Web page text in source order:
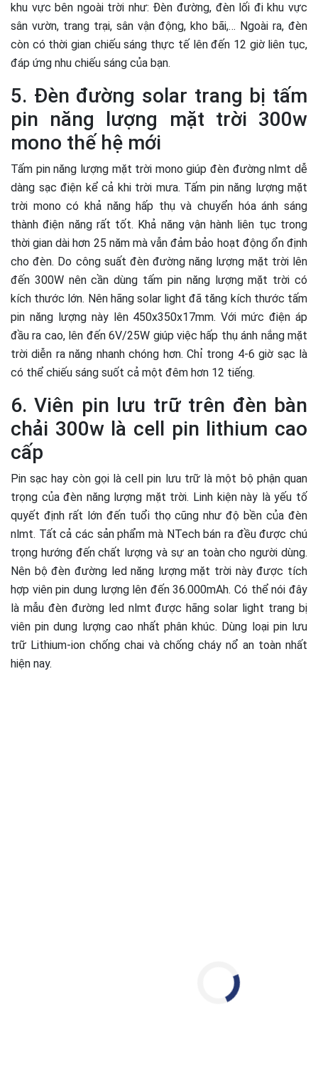
khu vực bên ngoài trời như: Đèn đường, đèn lối đi khu vực
sân vườn, trang trại, sân vận động, kho bãi,… Ngoài ra, đèn
còn có thời gian chiếu sáng thực tế lên đến 12 giờ liên tục,
đáp ứng nhu chiếu sáng của bạn.
5. Đèn đường solar trang bị tấm
pin năng lượng mặt trời 300w
mono thế hệ mới
Tấm pin năng lượng mặt trời mono giúp đèn đường nlmt dễ
dàng sạc điện kể cả khi trời mưa. Tấm pin năng lượng mặt
trời mono có khả năng hấp thụ và chuyển hóa ánh sáng
thành điện năng rất tốt. Khả năng vận hành liên tục trong
thời gian dài hơn 25 năm mà vẫn đảm bảo hoạt động ổn định
cho đèn. Do công suất đèn đường năng lượng mặt trời lên
đến 300W nên cần dùng tấm pin năng lượng mặt trời có
kích thước lớn. Nên hãng solar light đã tăng kích thước tấm
pin năng lượng này lên 450x350x17mm. Với mức điện áp
đầu ra cao, lên đến 6V/25W giúp việc hấp thụ ánh nắng mặt
trời diễn ra năng nhanh chóng hơn. Chỉ trong 4-6 giờ sạc là
có thể chiếu sáng suốt cả một đêm hơn 12 tiếng.
6. Viên pin lưu trữ trên đèn bàn
chải 300w là cell pin lithium cao
cấp
Pin sạc hay còn gọi là cell pin lưu trữ là một bộ phận quan
trọng của đèn năng lượng mặt trời. Linh kiện này là yếu tố
quyết định rất lớn đến tuổi thọ cũng như độ bền của đèn
nlmt. Tất cả các sản phẩm mà NTech bán ra đều được chú
trọng hướng đến chất lượng và sự an toàn cho người dùng.
Nên bộ đèn đường led năng lượng mặt trời này được tích
hợp viên pin dung lượng lên đến 36.000mAh. Có thể nói đây
là mẫu đèn đường led nlmt được hãng solar light trang bị
viên pin dung lượng cao nhất phân khúc. Dùng loại pin lưu
trữ Lithium-ion chống chai và chống cháy nổ an toàn nhất
hiện nay.